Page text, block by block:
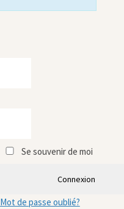
Se souvenir de moi
Connexion
Mot de passe oublié?